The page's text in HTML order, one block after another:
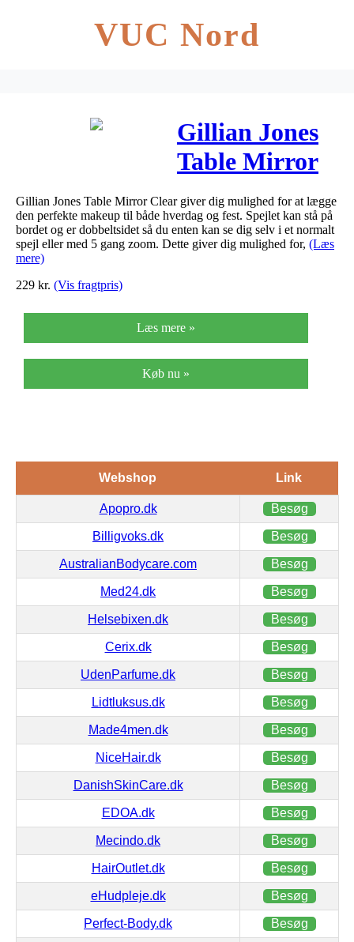
VUC Nord
Gillian Jones
Table Mirror
Clear x5 (1-
9200-5-92)
Gillian Jones Table Mirror Clear giver dig mulighed for at lægge
den perfekte makeup til både hverdag og fest. Spejlet kan stå på
bordet og er dobbeltsidet så du enten kan se dig selv i et normalt
spejl eller med 5 gang zoom. Dette giver dig mulighed for, (Læs
mere)
229 kr. (Vis fragtpris)
Læs mere »
Køb nu »
Webshop Link
Apopro.dk Besøg
Billigvoks.dk Besøg
AustralianBodycare.com Besøg
Med24.dk Besøg
Helsebixen.dk Besøg
Cerix.dk Besøg
UdenParfume.dk Besøg
Lidtluksus.dk Besøg
Made4men.dk Besøg
NiceHair.dk Besøg
DanishSkinCare.dk Besøg
EDOA.dk Besøg
Mecindo.dk Besøg
HairOutlet.dk Besøg
eHudpleje.dk Besøg
Perfect-Body.dk Besøg